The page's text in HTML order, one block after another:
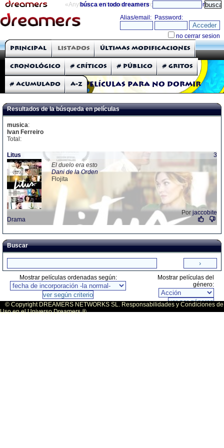
«Anything can happen and it probably will» directorio
búsca en todo dreamers
THE DREAMERS
Críticas: Películas
Películas para no dormir
Principal Listados Últimas modificaciones
Cronológico # Críticos # Público # Gritos
# Acumulado A-Z
Resultados de la búsqueda en películas
musica:
Ivan Ferreiro
Total:
Litus
3
El duelo era esto
Dani de la Orden
Flojita
Por jaccobite
Drama
Buscar
Mostrar películas ordenadas según:
Mostrar películas del
género:
© Copyright DREAMERS NETWORKS SL. Responsabilidades y Condiciones de
Uso en el Universo Dreamers ®